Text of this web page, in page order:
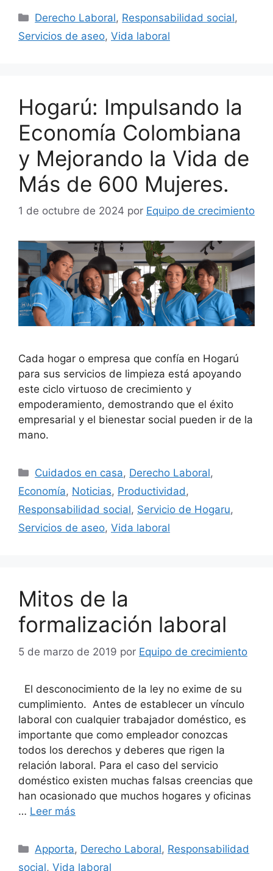
Categorías
Derecho Laboral, Responsabilidad social,
Servicios de aseo, Vida laboral
Hogarú: Impulsando la
Economía Colombiana
y Mejorando la Vida de
Más de 600 Mujeres.
1 de octubre de 2024 por Equipo de crecimiento
Cada hogar o empresa que confía en Hogarú
para sus servicios de limpieza está apoyando
este ciclo virtuoso de crecimiento y
empoderamiento, demostrando que el éxito
empresarial y el bienestar social pueden ir de la
mano.
Categorías
Cuidados en casa, Derecho Laboral,
Economía, Noticias, Productividad,
Responsabilidad social, Servicio de Hogaru,
Servicios de aseo, Vida laboral
Mitos de la
formalización laboral
5 de marzo de 2019 por Equipo de crecimiento
El desconocimiento de la ley no exime de su
cumplimiento. Antes de establecer un vínculo
laboral con cualquier trabajador doméstico, es
importante que como empleador conozcas
todos los derechos y deberes que rigen la
relación laboral. Para el caso del servicio
doméstico existen muchas falsas creencias que
han ocasionado que muchos hogares y oficinas
… Leer más
Categorías
Apporta, Derecho Laboral, Responsabilidad
social, Vida laboral